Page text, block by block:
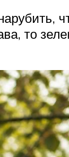
то